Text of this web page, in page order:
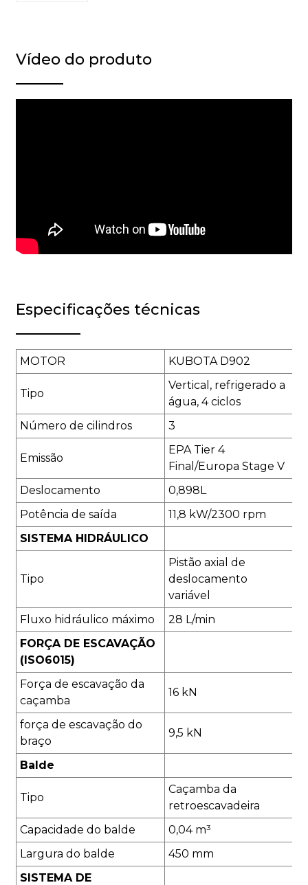
Vídeo do produto
Especificações técnicas
MOTOR KUBOTA D902
Tipo
Vertical, refrigerado a
água, 4 ciclos
Número de cilindros
3
Emissão
EPA Tier 4
Final/Europa Stage V
Deslocamento
0,898L
Potência de saída
11,8 kW/2300 rpm
SISTEMA HIDRÁULICO
Tipo
Pistão axial de
deslocamento
variável
Fluxo hidráulico máximo
28 L/min
FORÇA DE ESCAVAÇÃO
(ISO6015)
Força de escavação da
caçamba
16 kN
força de escavação do
braço
9,5 kN
Balde
Tipo
Caçamba da
retroescavadeira
Capacidade do balde
0,04 m³
Largura do balde
450 mm
SISTEMA DE